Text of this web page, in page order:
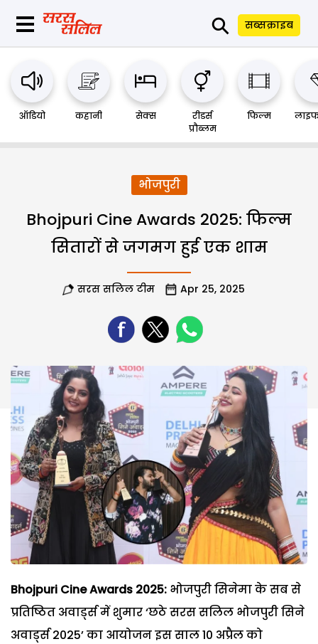
⚲ सब्सक्राइब
ऑडियो कहानी सेक्स
रीडर्स
प्रौब्लम
फिल्म
भोजपुरी
Bhojpuri Cine Awards 2025: फिल्म
सितारों से जगमग हुई एक शाम
सरस सलिल टीम Apr 25, 2025
Bhojpuri Cine Awards 2025: भोजपुरी सिनेमा के सब से
प्रतिष्ठित अवार्ड्स में शुमार ‘छठे सरस सलिल भोजपुरी सिने
अवार्ड्स 2025’ का आयोजन इस साल 10 अप्रैल को